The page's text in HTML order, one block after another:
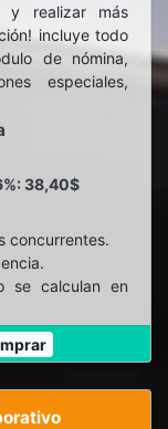
y realizar más
incluye todo
de nómina,
especiales,
38,40$
concurrentes.
se calculan en